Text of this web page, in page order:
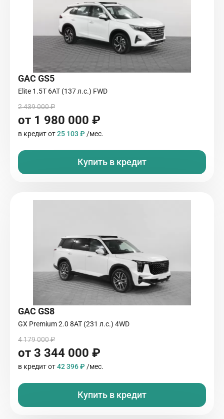
GAC GS5
Elite 1.5T 6АТ (137 л.с.) FWD
2 439 000 ₽
от 1 980 000 ₽
в кредит от25 103 ₽ /мес.
Купить в кредит
GAC GS8
GX Premium 2.0 8AT (231 л.с.) 4WD
4 179 000 ₽
от 3 344 000 ₽
в кредит от42 396 ₽ /мес.
Купить в кредит